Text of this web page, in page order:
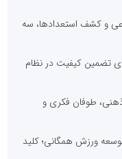
و کشف استعدادها، سه
تضمین کیفیت در نظام
طوفان فکری و
ورزش همگانی؛ کلید